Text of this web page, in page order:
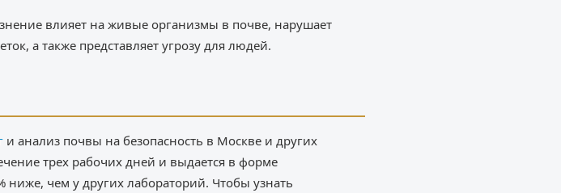
влияет на живые организмы в почве, нарушает
а также представляет угрозу для людей.
и анализ почвы на безопасность в Москве и других
трех рабочих дней и выдается в форме
чем у других лабораторий. Чтобы узнать